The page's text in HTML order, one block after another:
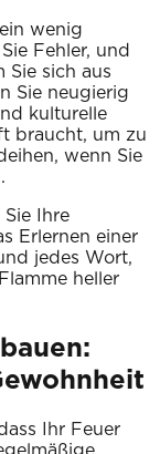
wenig
Fehler, und
Sie sich aus
Sie neugierig
kulturelle
braucht, um zu
wenn Sie
Ihre
Erlernen einer
jedes Wort,
heller
Ihr Feuer